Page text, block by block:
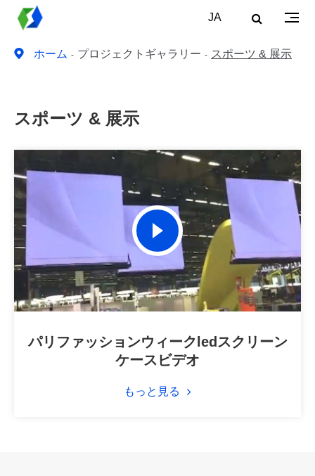
JA
ホーム プロジェクトギャラリー スポーツ & 展示
スポーツ & 展示
パリファッションウィークledスクリーン
ケースビデオ
もっと見る